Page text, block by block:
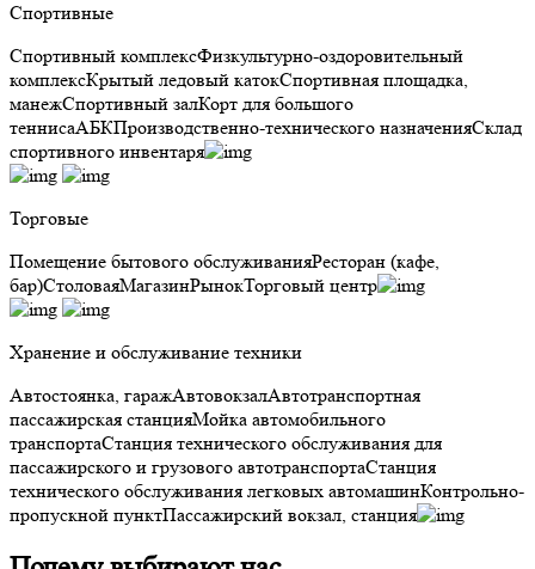
Спортивные
Спортивный комплексФизкультурно-оздоровительный
комплексКрытый ледовый катокСпортивная площадка,
манежСпортивный залКорт для большого
теннисаАБКПроизводственно-технического назначенияСклад
спортивного инвентаря
Торговые
Помещение бытового обслуживанияРесторан (кафе,
бар)СтоловаяМагазинРынокТорговый центр
Хранение и обслуживание техники
Автостоянка, гаражАвтовокзалАвтотранспортная
пассажирская станцияМойка автомобильного
транспортаСтанция технического обслуживания для
пассажирского и грузового автотранспортаСтанция
технического обслуживания легковых автомашинКонтрольно-
пропускной пунктПассажирский вокзал, станция